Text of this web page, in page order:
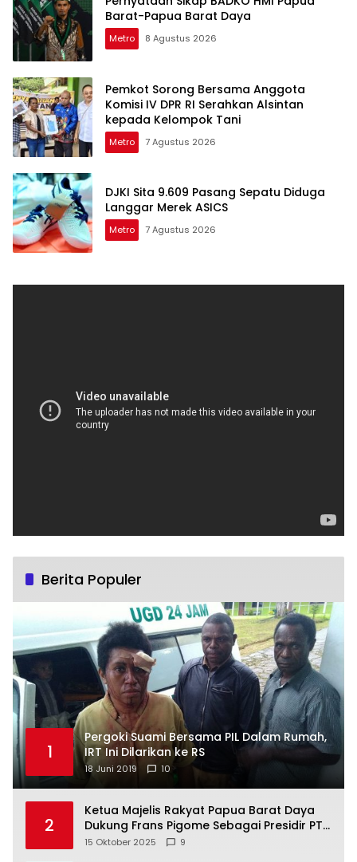
Barat-Papua Barat Daya
Metro 8 Agustus 2026
Pemkot Sorong Bersama Anggota
Komisi IV DPR RI Serahkan Alsintan
kepada Kelompok Tani
Metro 7 Agustus 2026
DJKI Sita 9.609 Pasang Sepatu Diduga
Langgar Merek ASICS
Metro 7 Agustus 2026
Berita Populer
1
Pergoki Suami Bersama PIL Dalam Rumah,
IRT Ini Dilarikan ke RS
18 Juni 2019 10
2
Ketua Majelis Rakyat Papua Barat Daya
Dukung Frans Pigome Sebagai Presidir PT
Freeport Indonesia
15 Oktober 2025 9